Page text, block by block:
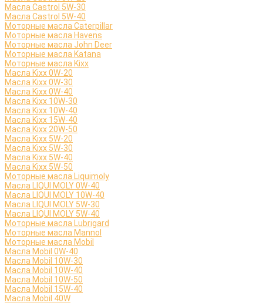
Масла Castrol 5W-30
Масла Castrol 5W-40
Моторные масла Caterpillar
Моторные масла Havens
Моторные масла John Deer
Моторные масла Katana
Моторные масла Kixx
Масла Kixx 0W-20
Масла Kixx 0W-30
Масла Kixx 0W-40
Масла Kixx 10W-30
Масла Kixx 10W-40
Масла Kixx 15W-40
Масла Kixx 20W-50
Масла Kixx 5W-20
Масла Kixx 5W-30
Масла Kixx 5W-40
Масла Kixx 5W-50
Моторные масла Liquimoly
Масла LIQUI MOLY 0W-40
Масла LIQUI MOLY 10W-40
Масла LIQUI MOLY 5W-30
Масла LIQUI MOLY 5W-40
Моторные масла Lubrigard
Моторные масла Mannol
Моторные масла Mobil
Масла Mobil 0W-40
Масла Mobil 10W-30
Масла Mobil 10W-40
Масла Mobil 10W-50
Масла Mobil 15W-40
Масла Mobil 40W